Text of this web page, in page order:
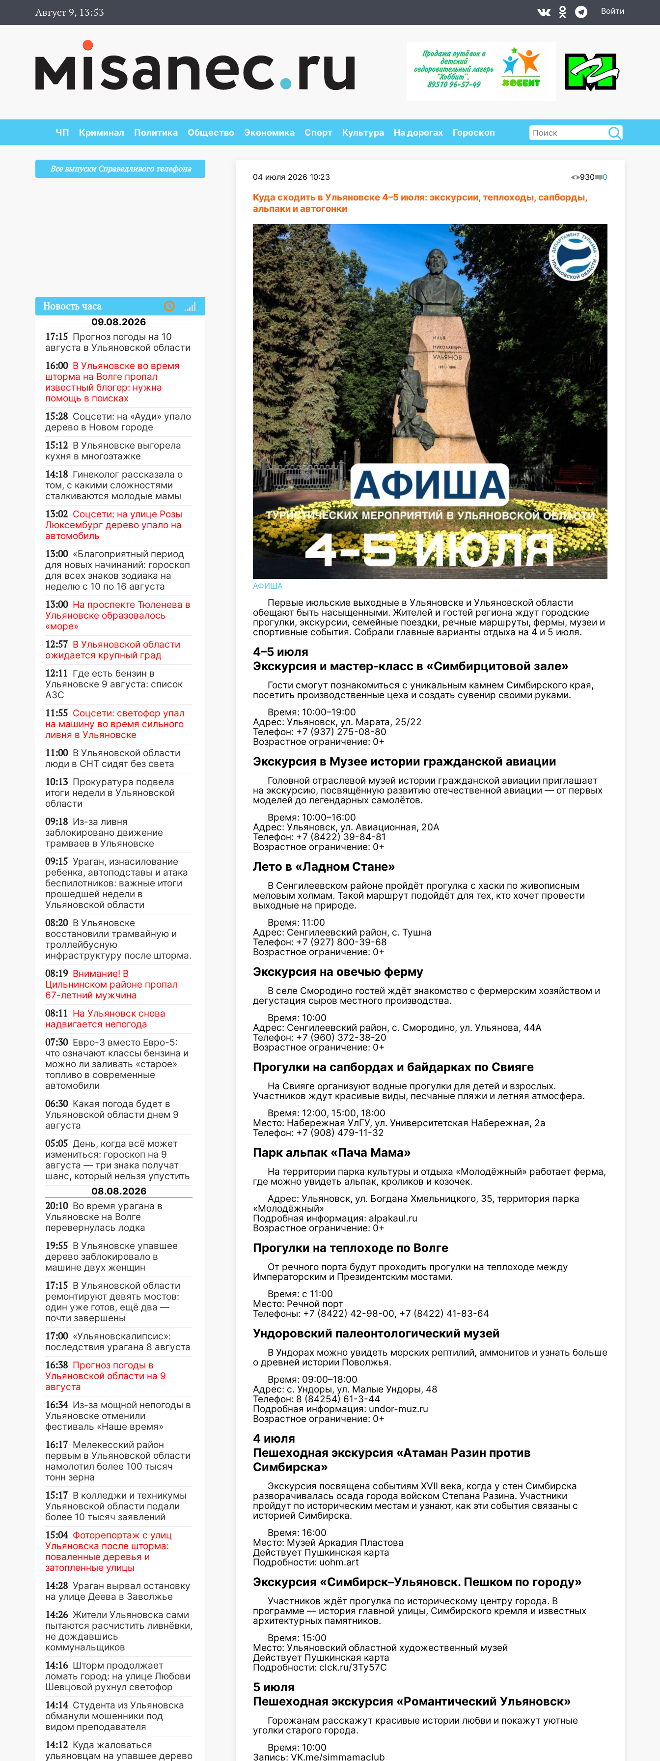
Август 9, 13:53 Войти
ЧП Криминал Политика Общество Экономика Спорт Культура На дорогах Гороскоп
04 июля 2026 10:23 930 0
Куда сходить в Ульяновске 4–5 июля: экскурсии, теплоходы, сапборды,
альпаки и автогонки
АФИША
Первые июльские выходные в Ульяновске и Ульяновской области
обещают быть насыщенными. Жителей и гостей региона ждут городские
прогулки, экскурсии, семейные поездки, речные маршруты, фермы, музеи и
спортивные события. Собрали главные варианты отдыха на 4 и 5 июля.
4–5 июля
Экскурсия и мастер-класс в «Симбирцитовой зале»
Гости смогут познакомиться с уникальным камнем Симбирского края,
посетить производственные цеха и создать сувенир своими руками.
Время: 10:00–19:00
Адрес: Ульяновск, ул. Марата, 25/22
Телефон: +7 (937) 275-08-80
Возрастное ограничение: 0+
Экскурсия в Музее истории гражданской авиации
Головной отраслевой музей истории гражданской авиации приглашает
на экскурсию, посвящённую развитию отечественной авиации — от первых
моделей до легендарных самолётов.
Время: 10:00–16:00
Адрес: Ульяновск, ул. Авиационная, 20А
Телефон: +7 (8422) 39-84-81
Возрастное ограничение: 0+
Лето в «Ладном Стане»
В Сенгилеевском районе пройдёт прогулка с хаски по живописным
меловым холмам. Такой маршрут подойдёт для тех, кто хочет провести
выходные на природе.
Время: 11:00
Адрес: Сенгилеевский район, с. Тушна
Телефон: +7 (927) 800-39-68
Возрастное ограничение: 0+
Экскурсия на овечью ферму
В селе Смородино гостей ждёт знакомство с фермерским хозяйством и
дегустация сыров местного производства.
Время: 10:00
Адрес: Сенгилеевский район, с. Смородино, ул. Ульянова, 44А
Телефон: +7 (960) 372-38-20
Возрастное ограничение: 0+
Прогулки на сапбордах и байдарках по Свияге
На Свияге организуют водные прогулки для детей и взрослых.
Участников ждут красивые виды, песчаные пляжи и летняя атмосфера.
Время: 12:00, 15:00, 18:00
Место: Набережная УлГУ, ул. Университетская Набережная, 2а
Телефон: +7 (908) 479-11-32
Парк альпак «Пача Мама»
На территории парка культуры и отдыха «Молодёжный» работает ферма,
где можно увидеть альпак, кроликов и козочек.
Адрес: Ульяновск, ул. Богдана Хмельницкого, 35, территория парка
«Молодёжный»
Подробная информация: alpakaul.ru
Возрастное ограничение: 0+
Прогулки на теплоходе по Волге
От речного порта будут проходить прогулки на теплоходе между
Императорским и Президентским мостами.
Время: с 11:00
Место: Речной порт
Телефоны: +7 (8422) 42-98-00, +7 (8422) 41-83-64
Ундоровский палеонтологический музей
В Ундорах можно увидеть морских рептилий, аммонитов и узнать больше
о древней истории Поволжья.
Время: 09:00–18:00
Адрес: с. Ундоры, ул. Малые Ундоры, 48
Телефон: 8 (84254) 61-3-44
Подробная информация: undor-muz.ru
Возрастное ограничение: 0+
4 июля
Пешеходная экскурсия «Атаман Разин против
Симбирска»
Экскурсия посвящена событиям XVII века, когда у стен Симбирска
разворачивалась осада города войском Степана Разина. Участники
пройдут по историческим местам и узнают, как эти события связаны с
историей Симбирска.
Время: 16:00
Место: Музей Аркадия Пластова
Действует Пушкинская карта
Подробности: uohm.art
Экскурсия «Симбирск–Ульяновск. Пешком по городу»
Участников ждёт прогулка по историческому центру города. В
программе — история главной улицы, Симбирского кремля и известных
архитектурных памятников.
Время: 15:00
Место: Ульяновский областной художественный музей
Действует Пушкинская карта
Подробности: clck.ru/3Ty57C
5 июля
Пешеходная экскурсия «Романтический Ульяновск»
Горожанам расскажут красивые истории любви и покажут уютные
уголки старого города.
Время: 10:00
Запись: VK.me/simmamaclub
Все выпуски Справедливого телефона
Новость часа
09.08.2026
17:15 Прогноз погоды на 10
августа в Ульяновской области
16:00 В Ульяновске во время
шторма на Волге пропал
известный блогер: нужна
помощь в поисках
15:28 Соцсети: на «Ауди» упало
дерево в Новом городе
15:12 В Ульяновске выгорела
кухня в многоэтажке
14:18 Гинеколог рассказала о
том, с какими сложностями
сталкиваются молодые мамы
13:02 Соцсети: на улице Розы
Люксембург дерево упало на
автомобиль
13:00 «Благоприятный период
для новых начинаний: гороскоп
для всех знаков зодиака на
неделю с 10 по 16 августа
13:00 На проспекте Тюленева в
Ульяновске образовалось
«море»
12:57 В Ульяновской области
ожидается крупный град
12:11 Где есть бензин в
Ульяновске 9 августа: список
АЗС
11:55 Соцсети: светофор упал
на машину во время сильного
ливня в Ульяновске
11:00 В Ульяновской области
люди в СНТ сидят без света
10:13 Прокуратура подвела
итоги недели в Ульяновской
области
09:18 Из-за ливня
заблокировано движение
трамваев в Ульяновске
09:15 Ураган, изнасилование
ребенка, автоподставы и атака
беспилотников: важные итоги
прошедшей недели в
Ульяновской области
08:20 В Ульяновске
восстановили трамвайную и
троллейбусную
инфраструктуру после шторма.
08:19 Внимание! В
Цильнинском районе пропал
67-летний мужчина
08:11 На Ульяновск снова
надвигается непогода
07:30 Евро-3 вместо Евро-5:
что означают классы бензина и
можно ли заливать «старое»
топливо в современные
автомобили
06:30 Какая погода будет в
Ульяновской области днем 9
августа
05:05 День, когда всё может
измениться: гороскоп на 9
августа — три знака получат
шанс, который нельзя упустить
08.08.2026
20:10 Во время урагана в
Ульяновске на Волге
перевернулась лодка
19:55 В Ульяновске упавшее
дерево заблокировало в
машине двух женщин
17:15 В Ульяновской области
ремонтируют девять мостов:
один уже готов, ещё два —
почти завершены
17:00 «Ульяновскалипсис»:
последствия урагана 8 августа
16:38 Прогноз погоды в
Ульяновской области на 9
августа
16:34 Из-за мощной непогоды в
Ульяновске отменили
фестиваль «Наше время»
16:17 Мелекесский район
первым в Ульяновской области
намолотил более 100 тысяч
тонн зерна
15:17 В колледжи и техникумы
Ульяновской области подали
более 10 тысяч заявлений
15:04 Фоторепортаж с улиц
Ульяновска после шторма:
поваленные деревья и
затопленные улицы
14:28 Ураган вырвал остановку
на улице Деева в Заволжье
14:26 Жители Ульяновска сами
пытаются расчистить ливнёвки,
не дождавшись
коммунальщиков
14:16 Шторм продолжает
ломать город: на улице Любови
Шевцовой рухнул светофор
14:14 Студента из Ульяновска
обманули мошенники под
видом преподавателя
14:12 Куда жаловаться
ульяновцам на упавшее дерево